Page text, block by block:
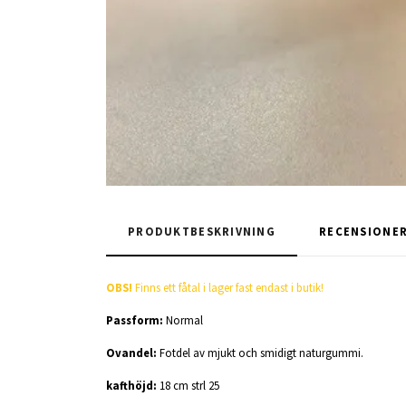
PRODUKTBESKRIVNING
OBS! Finns ett fåtal i lager fast endast i butik!
Passform: Normal
Ovandel: Fotdel av mjukt och smidigt naturgummi.
kafthöjd: 18 cm strl 25